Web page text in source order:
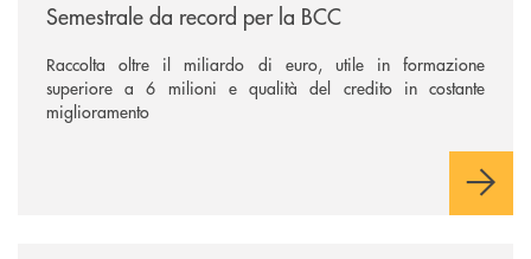
Semestrale da record per la BCC
Raccolta oltre il miliardo di euro, utile in formazione
superiore a 6 milioni e qualità del credito in costante
miglioramento